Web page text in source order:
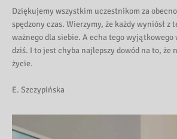
Dziękujemy wszystkim uczestnikom za
spędzony czas. Wierzymy, że każdy wyniósł z
ważnego dla siebie. A echa tego
dziś. I to jest chyba najlepszy dowód na to, że
życie.
E. Szczypińska